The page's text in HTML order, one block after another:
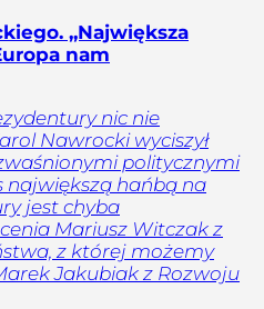
„Największa
nam
nic nie
Nawrocki wyciszył
politycznymi
największą hańbą na
jest chyba
Mariusz Witczak z
z której możemy
Jakubiak z Rozwoju